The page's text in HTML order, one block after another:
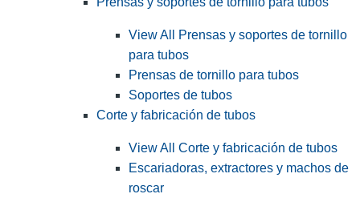
View All Prensas y soportes de tornillo
para tubos
Prensas de tornillo para tubos
Soportes de tubos
Corte y fabricación de tubos
View All Corte y fabricación de tubos
Escariadoras, extractores y machos de
roscar